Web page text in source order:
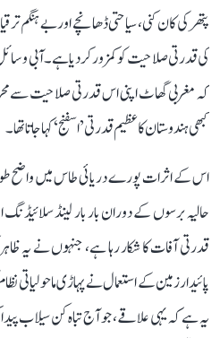
پتھر کی کان کنی، سیاحتی ڈھانچے اور بے ہنگم
کی قدرتی صلاحیت کو کمزور کر دیا ہے۔ آبی
کہ مغربی گھاٹ اپنی اس قدرتی صلاحیت سے
کبھی ہندوستان کا عظیم قدرتی ’اسفنج‘ کہا جاتا تھا۔
اس کے اثرات پورے دریائی طاس میں واضح
حالیہ برسوں کے دوران بار بار لینڈ
قدرتی آفات کا شکار رہا ہے، جنہوں نے یہ
پائیدار زمین کے استعمال نے پہاڑی ماحولیاتی
یہ ہے کہ یہی علاقے، جو آج تباہ کن سیلاب